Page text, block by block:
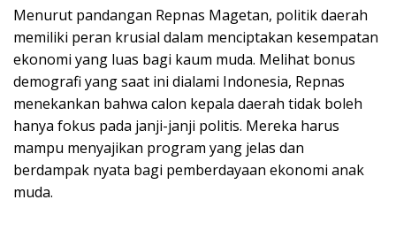
Menurut pandangan Repnas Magetan, politik daerah
memiliki peran krusial dalam menciptakan kesempatan
ekonomi yang luas bagi kaum muda. Melihat bonus
demografi yang saat ini dialami Indonesia, Repnas
menekankan bahwa calon kepala daerah tidak boleh
hanya fokus pada janji-janji politis. Mereka harus
mampu menyajikan program yang jelas dan
berdampak nyata bagi pemberdayaan ekonomi anak
muda.